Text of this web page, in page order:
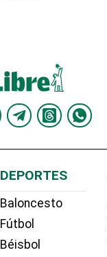
DEPORTES
Baloncesto
Fútbol
Béisbol